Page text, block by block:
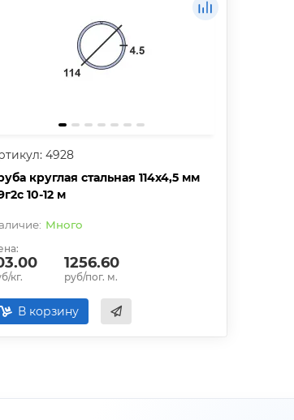
4928
круглая стальная 114х4,5 мм
10-12 м
Много
кг.
1256.60
руб/пог. м.
В корзину